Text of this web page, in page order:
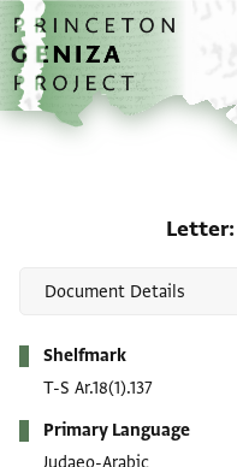
Skip to main content
home
Letter
Shelfmark
T-S Ar.18(1).137
Primary Language